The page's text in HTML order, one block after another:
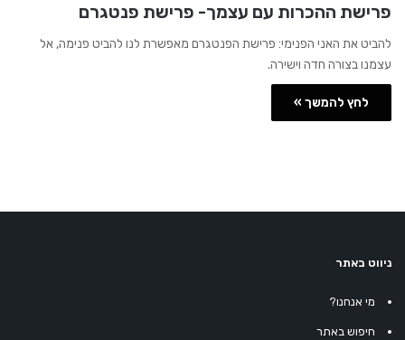
פרישת ההכרות עם עצמך- פרישת פנטגרם
להביט את האני הפנימי: פרישת הפנטגרם מאפשרת לנו להביט פנימה, אל
עצמנו בצורה חדה וישירה.
לחץ להמשך »
ניווט באתר
מי אנחנו?
חיפוש באתר